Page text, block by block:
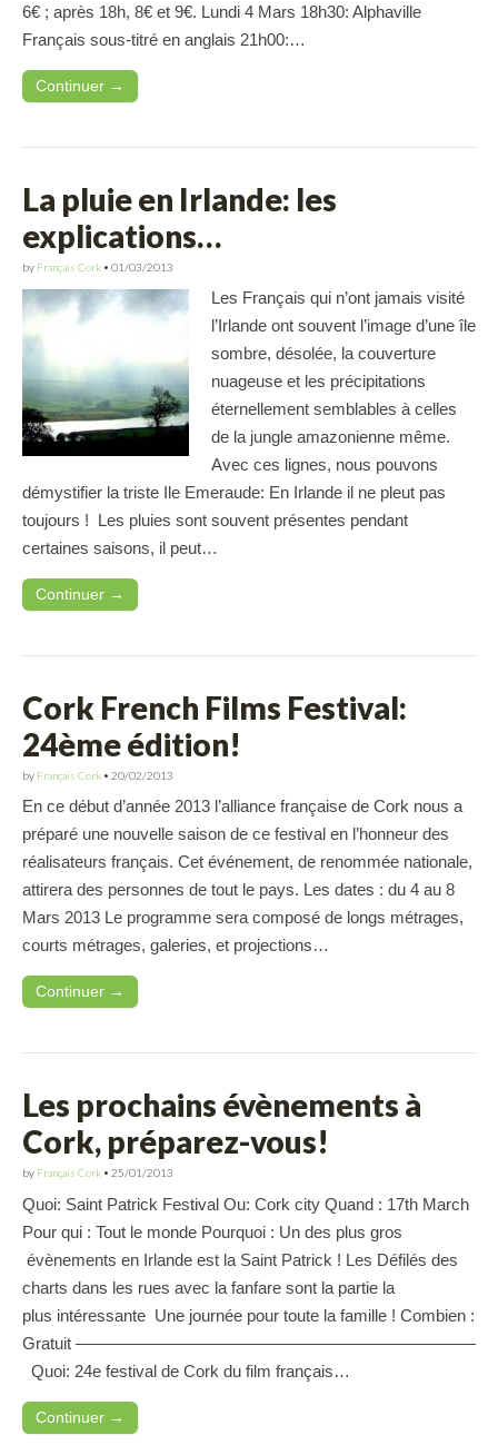
6€ ; après 18h, 8€ et 9€. Lundi 4 Mars 18h30: Alphaville
Français sous-titré en anglais 21h00:…
Continuer →
La pluie en Irlande: les
explications…
by Français Cork • 01/03/2013
Les Français qui n’ont jamais visité
l’Irlande ont souvent l’image d’une île
sombre, désolée, la couverture
nuageuse et les précipitations
éternellement semblables à celles
de la jungle amazonienne même.
Avec ces lignes, nous pouvons
démystifier la triste Ile Emeraude: En Irlande il ne pleut pas
toujours ! Les pluies sont souvent présentes pendant
certaines saisons, il peut…
Continuer →
Cork French Films Festival:
24ème édition!
by Français Cork • 20/02/2013
En ce début d’année 2013 l’alliance française de Cork nous a
préparé une nouvelle saison de ce festival en l’honneur des
réalisateurs français. Cet événement, de renommée nationale,
attirera des personnes de tout le pays. Les dates : du 4 au 8
Mars 2013 Le programme sera composé de longs métrages,
courts métrages, galeries, et projections…
Continuer →
Les prochains évènements à
Cork, préparez-vous!
by Français Cork • 25/01/2013
Quoi: Saint Patrick Festival Ou: Cork city Quand : 17th March
Pour qui : Tout le monde Pourquoi : Un des plus gros
évènements en Irlande est la Saint Patrick ! Les Défilés des
charts dans les rues avec la fanfare sont la partie la
plus intéressante Une journée pour toute la famille ! Combien :
Gratuit ————————————————————————
Quoi: 24e festival de Cork du film français…
Continuer →